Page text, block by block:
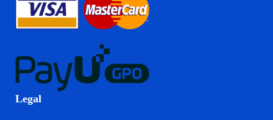
Legal